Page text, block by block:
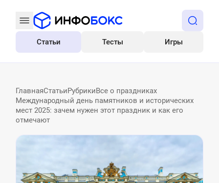
Все
Статьи Тесты Игры
ГлавнаяСтатьиРубрикиВсе о праздниках
Международный день памятников и исторических
мест 2025: зачем нужен этот праздник и как его
отмечают